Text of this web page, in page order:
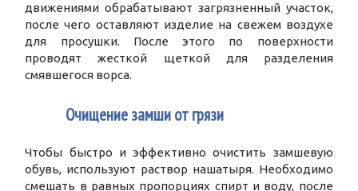
движениями обрабатывают загрязненный участок,
после чего оставляют изделие на свежем воздухе
для просушки. После этого по поверхности
проводят жесткой щеткой для разделения
смявшегося ворса.
Очищение замши от грязи
Чтобы быстро и эффективно очистить замшевую
обувь, используют раствор нашатыря. Необходимо
смешать в равных пропорциях спирт и воду, после